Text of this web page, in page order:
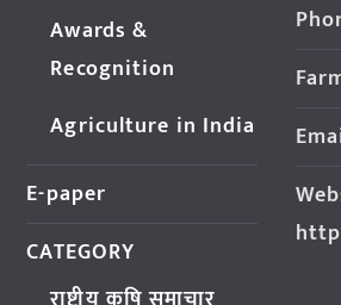
Awards &
Recognition
Agriculture in India
E-paper
CATEGORY